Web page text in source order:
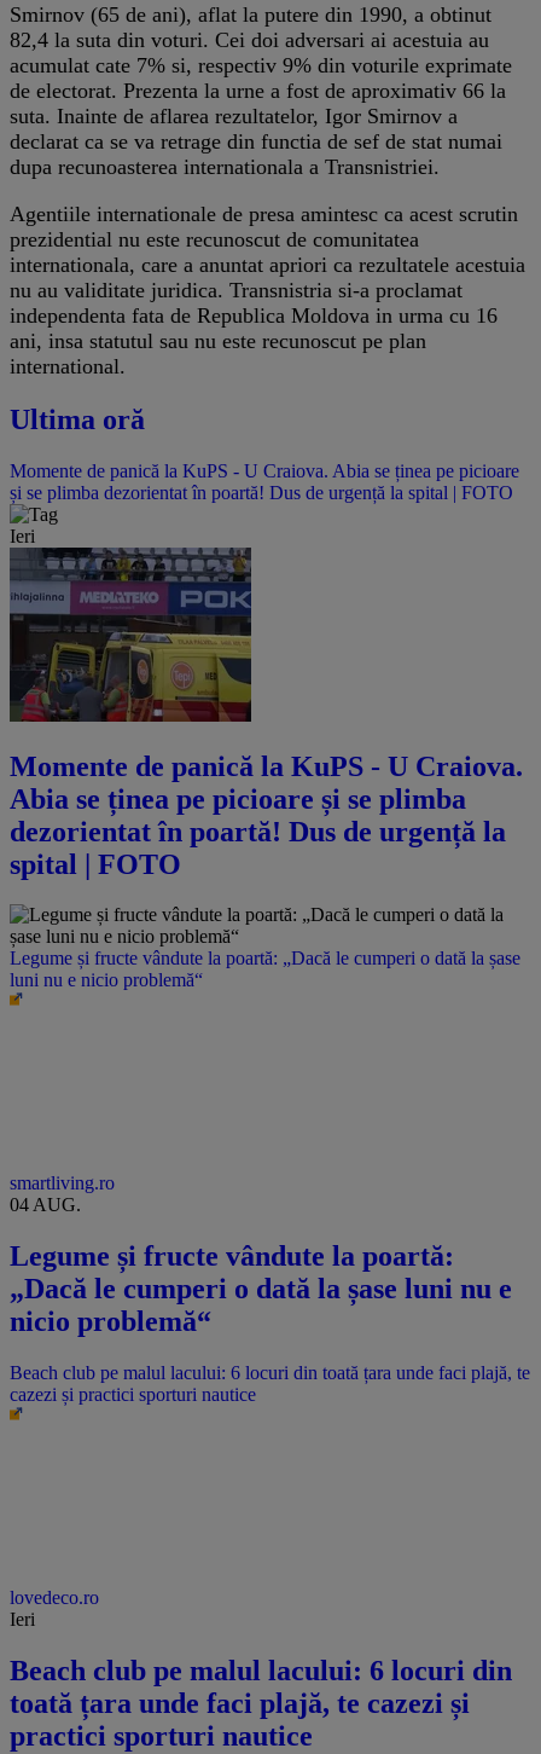
Smirnov (65 de ani), aflat la putere din 1990, a obtinut
82,4 la suta din voturi. Cei doi adversari ai acestuia au
acumulat cate 7% si, respectiv 9% din voturile exprimate
de electorat. Prezenta la urne a fost de aproximativ 66 la
suta. Inainte de aflarea rezultatelor, Igor Smirnov a
declarat ca se va retrage din functia de sef de stat numai
dupa recunoasterea internationala a Transnistriei.
Agentiile internationale de presa amintesc ca acest scrutin
prezidential nu este recunoscut de comunitatea
internationala, care a anuntat apriori ca rezultatele acestuia
nu au validitate juridica. Transnistria si-a proclamat
independenta fata de Republica Moldova in urma cu 16
ani, insa statutul sau nu este recunoscut pe plan
international.
Ultima oră
Momente de panică la KuPS - U Craiova. Abia se ținea pe picioare
și se plimba dezorientat în poartă! Dus de urgență la spital | FOTO
Ieri
Momente de panică la KuPS - U Craiova.
Abia se ținea pe picioare și se plimba
dezorientat în poartă! Dus de urgență la
spital | FOTO
Legume și fructe vândute la poartă: „Dacă le cumperi o dată la șase
luni nu e nicio problemă“
smartliving.ro
04 AUG.
Legume și fructe vândute la poartă:
„Dacă le cumperi o dată la șase luni nu e
nicio problemă“
Beach club pe malul lacului: 6 locuri din toată țara unde faci plajă, te
cazezi și practici sporturi nautice
lovedeco.ro
Ieri
Beach club pe malul lacului: 6 locuri din
toată țara unde faci plajă, te cazezi și
practici sporturi nautice